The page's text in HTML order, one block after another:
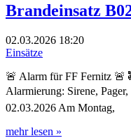
Brandeinsatz
02.03.2026 18:20
Einsätze
🚨 Alarm für FF Fernitz 🚨
Alarmierung: Sirene,
02.03.2026 Am Montag,
mehr lesen »